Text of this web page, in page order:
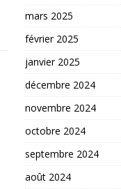
mars 2025
février 2025
janvier 2025
décembre 2024
novembre 2024
octobre 2024
septembre 2024
août 2024